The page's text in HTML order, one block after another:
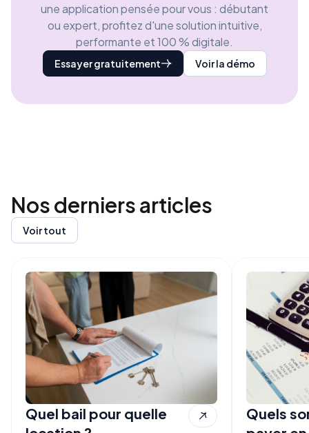
une application pensée pour vous : débutant
ou expert, profitez d'une solution intuitive,
performante et 100 % digitale.
Essayer gratuitement Voir la démo
Nos derniersarticles
Voir tout
Quel bail pour quelle
Quels